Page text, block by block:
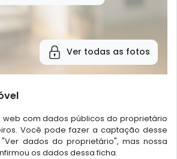
Ver todas as fotos
com dados públicos do proprietário
Você pode fazer a captação desse
dados do proprietário", mas nossa
os dados dessa ficha.